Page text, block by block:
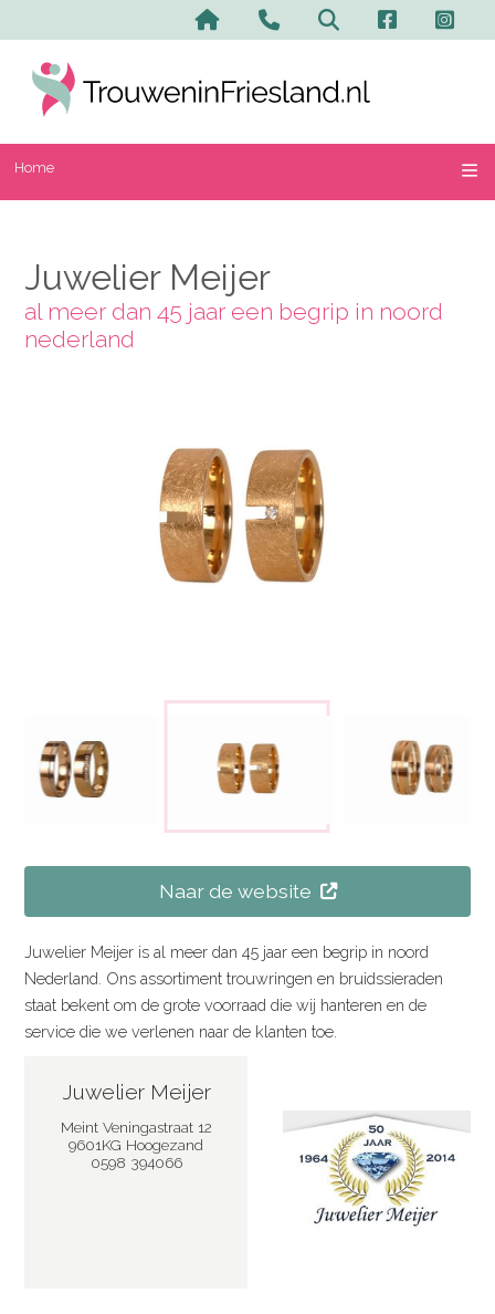
Home Contact en
Zoeken
Home
Juwelier Meijer
al meer dan 45 jaar een begrip in noord
nederland
Naar de website
Juwelier Meijer is al meer dan 45 jaar een begrip in noord
Nederland. Ons assortiment trouwringen en bruidssieraden
staat bekent om de grote voorraad die wij hanteren en de
service die we verlenen naar de klanten toe.
Juwelier Meijer
Meint Veningastraat 12
9601KG Hoogezand
0598 394066